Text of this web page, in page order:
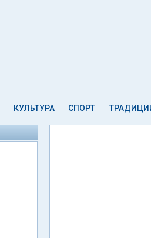
КУЛЬТУРА СПОРТ